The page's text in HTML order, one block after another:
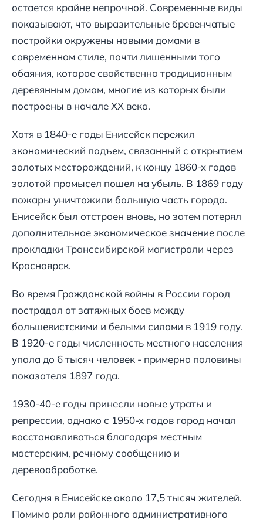
остается крайне непрочной. Современные виды
показывают, что выразительные бревенчатые
постройки окружены новыми домами в
современном стиле, почти лишенными того
обаяния, которое свойственно традиционным
деревянным домам, многие из которых были
построены в начале XX века.
Хотя в 1840-е годы Енисейск пережил
экономический подъем, связанный с открытием
золотых месторождений, к концу 1860-х годов
золотой промысел пошел на убыль. В 1869 году
пожары уничтожили большую часть города.
Енисейск был отстроен вновь, но затем потерял
дополнительное экономическое значение после
прокладки Транссибирской магистрали через
Красноярск.
Во время Гражданской войны в России город
пострадал от затяжных боев между
большевистскими и белыми силами в 1919 году.
В 1920-е годы численность местного населения
упала до 6 тысяч человек - примерно половины
показателя 1897 года.
1930-40-е годы принесли новые утраты и
репрессии, однако с 1950-х годов город начал
восстанавливаться благодаря местным
мастерским, речному сообщению и
деревообработке.
Сегодня в Енисейске около 17,5 тысяч жителей.
Помимо роли районного административного